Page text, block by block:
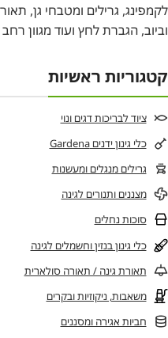
לקמפינג, גרילים ומטבחי גן,
וביוב, הגברת לחץ ועוד מגוון
קטגוריות ראשיות
ציוד לבריכות דגים ונוי
כלי גינון ידנים Gardena
גרילים מנגלים ומעשנות
מצננים ותנורים לגינה
סוכות נחלים
כלי גינון בנזין וחשמלים לגינה
תאורת גינה / תאורה סולארית
משאבות, ניקוזיות ובקרים
חביות אגירה ומסננים